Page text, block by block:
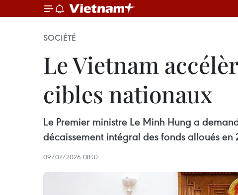
SOCIÉTÉ
Le Vietnam
cibles nationaux
Le Premier ministre Le Minh Hung a
décaissement intégral des fonds alloués en
09/07/2026 08:32